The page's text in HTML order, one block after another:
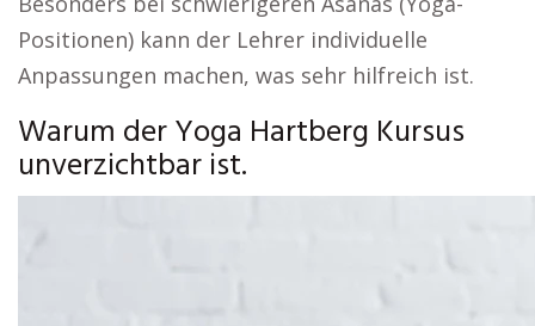
Positionen) kann der Lehrer individuelle
Anpassungen machen, was sehr hilfreich ist.
Warum der Yoga Hartberg Kursus
unverzichtbar ist.